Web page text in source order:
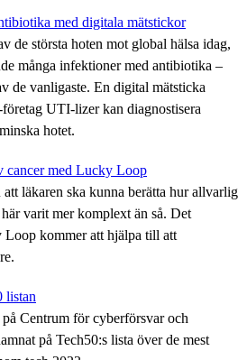
med digitala mätstickor
de största hoten mot global hälsa idag,
många infektioner med antibiotika –
de vanligaste. En digital mätsticka
UTI-lizer kan diagnostisera
hotet.
cancer med Lucky Loop
läkaren ska kunna berätta hur allvarlig
varit mer komplext än så. Det
Loop kommer att hjälpa till att
listan
Centrum för cyberförsvar och
på Tech50:s lista över de mest